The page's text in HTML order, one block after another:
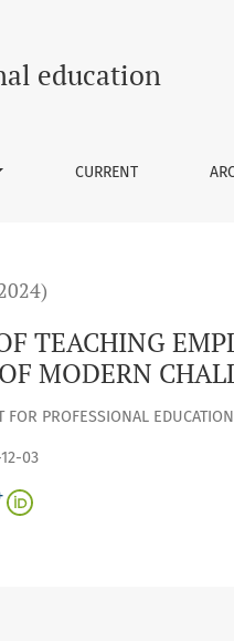
COLLEGES IN
education
CURRENT
TEACHING
MODERN
PROFESSIONAL EDUCATION
03